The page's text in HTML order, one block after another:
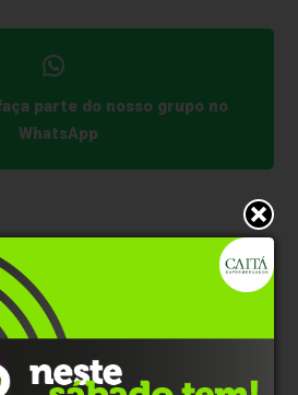
parte do nosso grupo no
WhatsApp